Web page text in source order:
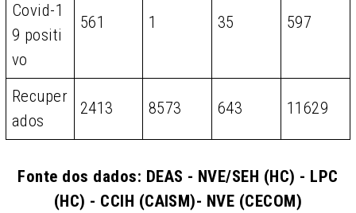
Covid-1
9 positi
vo
561 1 35 597
Recuper
ados
2413 8573 643 11629
Fonte dos dados: DEAS - NVE/SEH (HC) - LPC
(HC) - CCIH (CAISM)- NVE (CECOM)